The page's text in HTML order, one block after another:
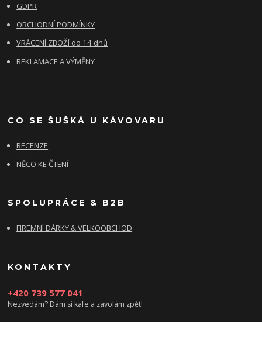
GDPR
OBCHODNÍ PODMÍNKY
VRÁCENÍ ZBOŽÍ do 14 dnů
REKLAMACE A VÝMĚNY
CO SE ŠUŠKÁ U KÁVOVARU
RECENZE
NĚCO KE ČTENÍ
SPOLUPRÁCE & B2B
FIREMNÍ DÁRKY & VELKOOBCHOD
KONTAKTY
+420 739 577 041
Nezvedám? Dám si kafe a zavolám zpět!
info@damsikafe.cz